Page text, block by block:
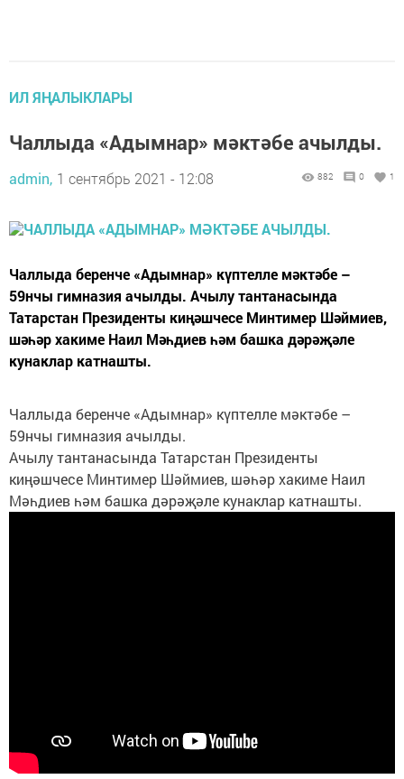
ИЛ ЯҢАЛЫКЛАРЫ
Чаллыда «Адымнар» мәктәбе ачылды.
admin, 1 сентябрь 2021 - 12:08 882 0 1
Чаллыда беренче «Адымнар» күптелле мәктәбе –
59нчы гимназия ачылды. Ачылу тантанасында
Татарстан Президенты киңәшчесе Минтимер Шәймиев,
шәһәр хакиме Наил Мәһдиев һәм башка дәрәҗәле
кунаклар катнашты.
Чаллыда беренче «Адымнар» күптелле мәктәбе –
59нчы гимназия ачылды.
Ачылу тантанасында Татарстан Президенты
киңәшчесе Минтимер Шәймиев, шәһәр хакиме Наил
Мәһдиев һәм башка дәрәҗәле кунаклар катнашты.